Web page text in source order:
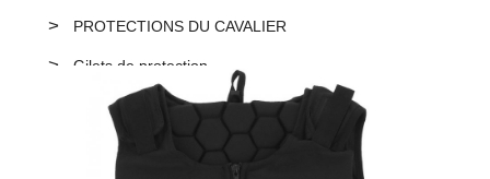
PROTECTIONS DU CAVALIER
Gilets de protection
Dorsale EQUITHÈME Hexaflex - Adulte